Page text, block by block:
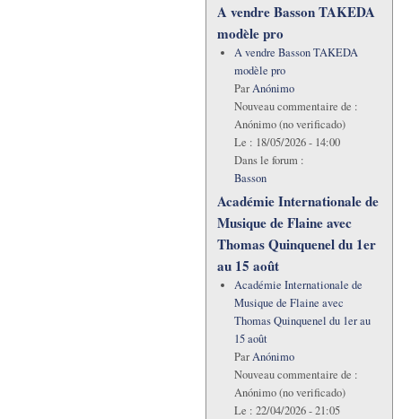
A vendre Basson TAKEDA
modèle pro
A vendre Basson TAKEDA
modèle pro
ParAnónimo
Nouveau commentaire de :
Anónimo (no verificado)
Le : 18/05/2026 - 14:00
Dans le forum :
Basson
Académie Internationale de
Musique de Flaine avec
Thomas Quinquenel du 1er
au 15 août
Académie Internationale de
Musique de Flaine avec
Thomas Quinquenel du 1er au
15 août
ParAnónimo
Nouveau commentaire de :
Anónimo (no verificado)
Le : 22/04/2026 - 21:05